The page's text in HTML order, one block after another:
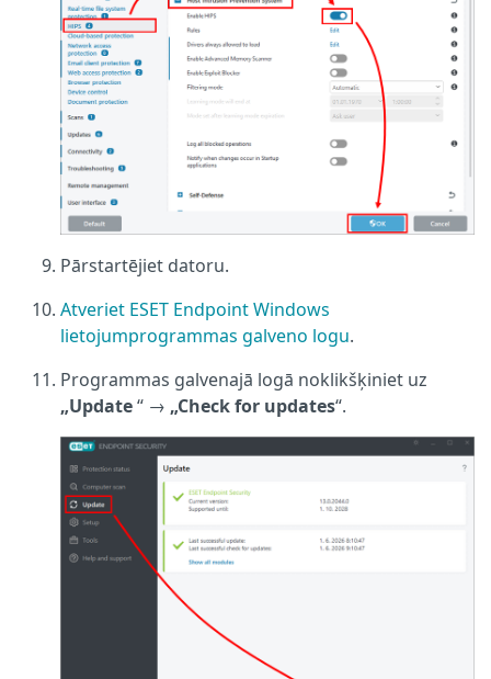
Pārstartējiet datoru.
Atveriet ESET Endpoint Windows
lietojumprogrammas galveno logu.
Programmas galvenajā logā noklikšķiniet uz
„Update“ → „Check for updates“.